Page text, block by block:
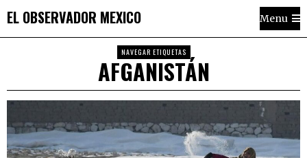
EL OBSERVADOR MEXICO Menu
NAVEGAR ETIQUETAS
AFGANISTÁN